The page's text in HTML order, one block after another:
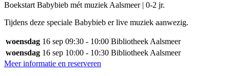
Boekstart Babybieb mét muziek Aalsmeer | 0-2 jr.
Tijdens deze speciale Babybieb er live muziek aanwezig.
woensdag 16 sep 09:30 - 10:00 Bibliotheek Aalsmeer
woensdag 16 sep 10:00 - 10:30 Bibliotheek Aalsmeer
Meer informatie en reserveren